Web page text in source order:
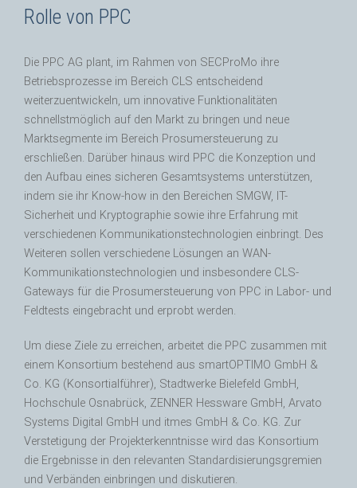
Rolle von PPC
Die PPC AG plant, im Rahmen von SECProMo ihre
Betriebsprozesse im Bereich CLS entscheidend
weiterzuentwickeln, um innovative Funktionalitäten
schnellstmöglich auf den Markt zu bringen und neue
Marktsegmente im Bereich Prosumersteuerung zu
erschließen. Darüber hinaus wird PPC die Konzeption und
den Aufbau eines sicheren Gesamtsystems unterstützen,
indem sie ihr Know-how in den Bereichen SMGW, IT-
Sicherheit und Kryptographie sowie ihre Erfahrung mit
verschiedenen Kommunikationstechnologien einbringt. Des
Weiteren sollen verschiedene Lösungen an WAN-
Kommunikationstechnologien und insbesondere CLS-
Gateways für die Prosumersteuerung von PPC in Labor- und
Feldtests eingebracht und erprobt werden.
Um diese Ziele zu erreichen, arbeitet die PPC zusammen mit
einem Konsortium bestehend aus smartOPTIMO GmbH &
Co. KG (Konsortialführer), Stadtwerke Bielefeld GmbH,
Hochschule Osnabrück, ZENNER Hessware GmbH, Arvato
Systems Digital GmbH und itmes GmbH & Co. KG. Zur
Verstetigung der Projekterkenntnisse wird das Konsortium
die Ergebnisse in den relevanten Standardisierungsgremien
und Verbänden einbringen und diskutieren.